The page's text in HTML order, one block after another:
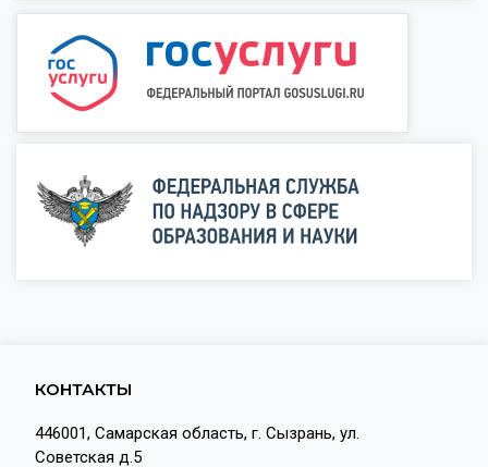
КОНТАКТЫ
446001, Самарская область, г. Сызрань, ул.
Советская д.5